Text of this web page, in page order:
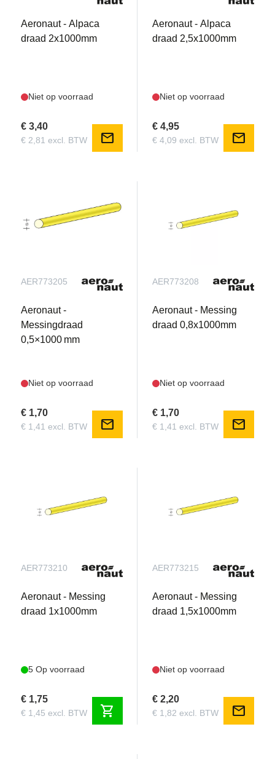
Aeronaut - Alpaca
draad 2x1000mm
Niet op voorraad
€ 3,40
€ 2,81 excl. BTW mail
Aeronaut - Alpaca
draad 2,5x1000mm
Niet op voorraad
€ 4,95
€ 4,09 excl. BTW mail
AER773205
Aeronaut -
Messingdraad
0,5×1000 mm
Niet op voorraad
€ 1,70
€ 1,41 excl. BTW mail
AER773208
Aeronaut - Messing
draad 0,8x1000mm
Niet op voorraad
€ 1,70
€ 1,41 excl. BTW mail
AER773210
Aeronaut - Messing
draad 1x1000mm
5 Op voorraad
€ 1,75
€ 1,45 excl. BTW shopping_cart
AER773215
Aeronaut - Messing
draad 1,5x1000mm
Niet op voorraad
€ 2,20
€ 1,82 excl. BTW mail